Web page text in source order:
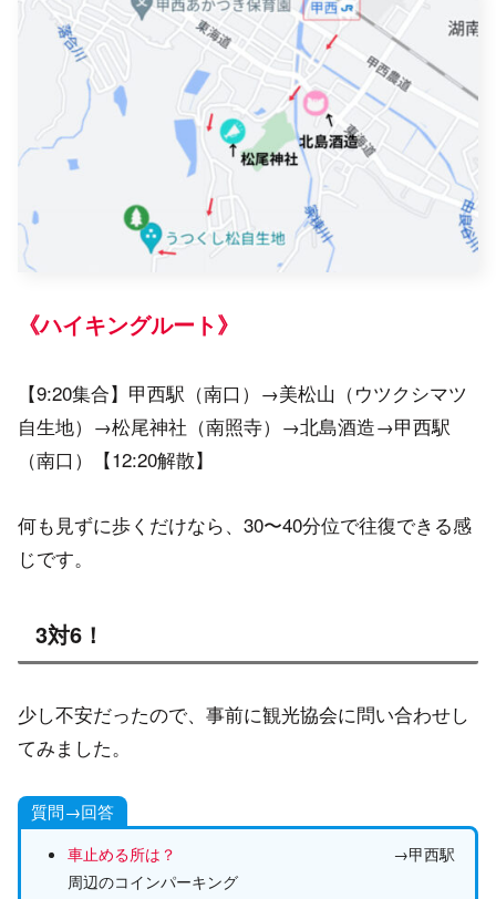
《ハイキングルート》
【9:20集合】甲西駅（南口）→美松山（ウツクシマツ
自生地）→松尾神社（南照寺）→北島酒造→甲西駅
（南口）【12:20解散】
何も見ずに歩くだけなら、30〜40分位で往復できる感
じです。
3対6！
少し不安だったので、事前に観光協会に問い合わせし
てみました。
質問→回答
車止める所は？
→甲西駅
周辺のコインパーキング